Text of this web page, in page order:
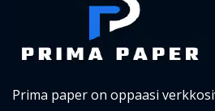
Prima paper on oppaasi